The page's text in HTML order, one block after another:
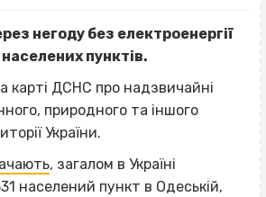
негоду без електроенергії
пунктів.
карті ДСНС про надзвичайні
природного та іншого
України.
, загалом в Україні
населений пункт в Одеській,